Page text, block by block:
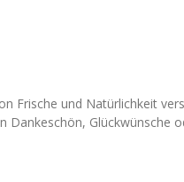
Frische und Natürlichkeit
Dankeschön, Glückwünsche